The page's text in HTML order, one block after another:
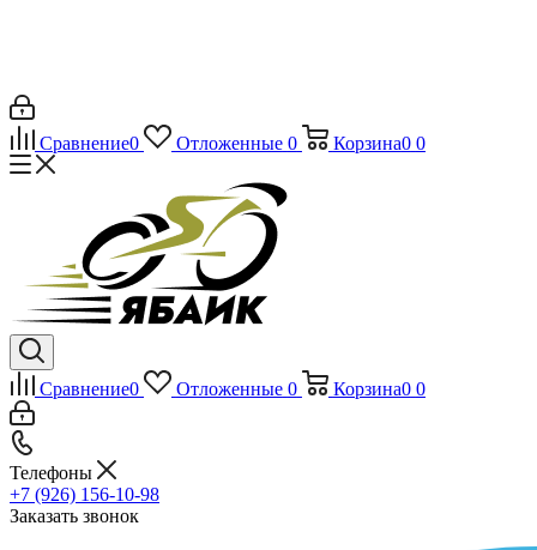
Сравнение0 Отложенные 0 Корзина0 0
Сравнение0 Отложенные 0 Корзина0 0
Телефоны
+7 (926) 156-10-98
Заказать звонок